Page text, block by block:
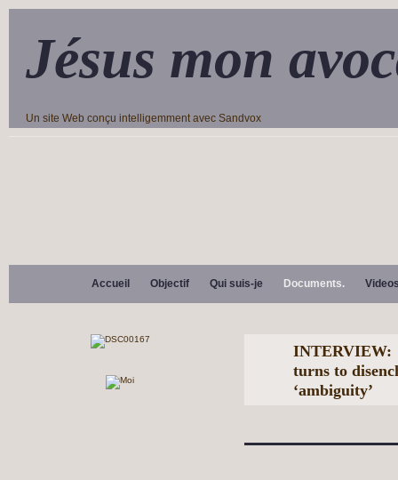
Jésus mon
Un site Web conçu intelligemment avec Sandvox
Accueil Objectif Qui suis-je Documents.
INTERVIEW:
turns to
‘ambiguity’